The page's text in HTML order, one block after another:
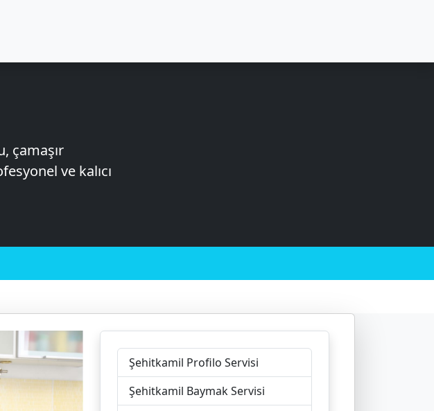
çamaşır
ve kalıcı
Şehitkamil Profilo Servisi
Şehitkamil Baymak Servisi